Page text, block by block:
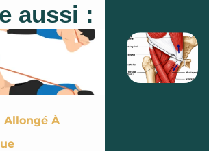
aussi :
Allongé À